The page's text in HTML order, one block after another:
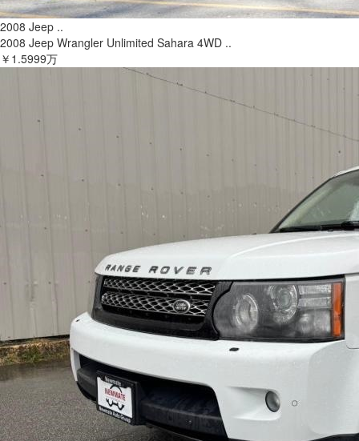
2008 Jeep ..
2008 Jeep Wrangler Unlimited Sahara 4WD ..
￥1.5999万